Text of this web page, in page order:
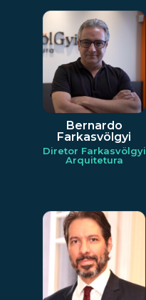
Bernardo
Farkasvölgyi
Diretor Farkasvölgyi
Arquitetura